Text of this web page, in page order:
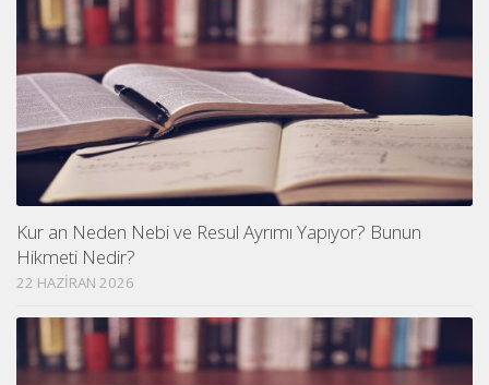
Kur an Neden Nebi ve Resul Ayrımı Yapıyor? Bunun
Hikmeti Nedir?
22 HAZIRAN 2026